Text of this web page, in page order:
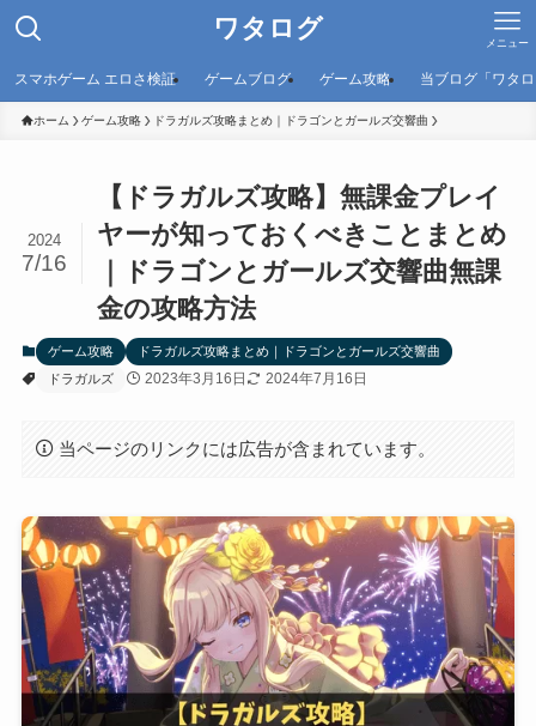
ワタログ メニュー
スマホゲーム エロさ検証 ゲームブログ ゲーム攻略 当ブログ「ワタ
ホーム ゲーム攻略 ドラガルズ攻略まとめ｜ドラゴンとガールズ交響曲
【ドラガルズ攻略】無課金プレイ
ヤーが知っておくべきことまとめ
｜ドラゴンとガールズ交響曲無課
金の攻略方法
2024
7/16
ゲーム攻略
ドラガルズ攻略まとめ｜ドラゴンとガールズ交響曲
ドラガルズ
2023年3月16日 2024年7月16日
当ページのリンクには広告が含まれています。